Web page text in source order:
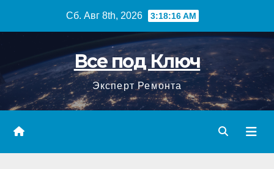
Сб. Авг 8th, 2026 3:18:17 AM
Все под Ключ
Эксперт Ремонта